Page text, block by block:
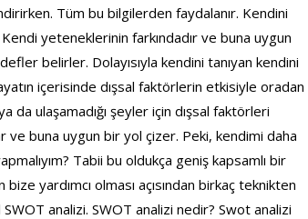
Tüm bu bilgilerden faydalanır. Kendini
yeteneklerinin farkındadır ve buna uygun
belirler. Dolayısıyla kendini tanıyan kendini
içerisinde dışsal faktörlerin etkisiyle oradan
da ulaşamadığı şeyler için dışsal faktörleri
buna uygun bir yol çizer. Peki, kendimi daha
Tabii bu oldukça geniş kapsamlı bir
yardımcı olması açısından birkaç teknikten
analizi. SWOT analizi nedir? Swot analizi